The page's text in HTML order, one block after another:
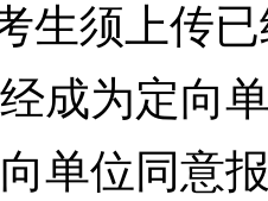
生须上传
成为定向
单位同意